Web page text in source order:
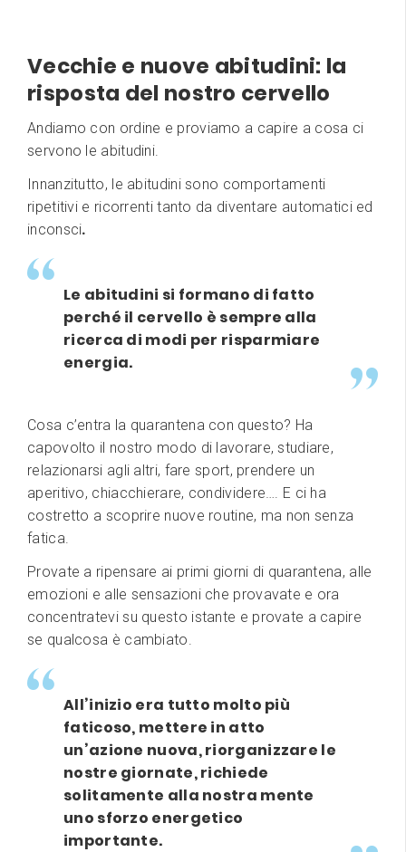
Vecchie e nuove abitudini: la
risposta del nostro cervello
Andiamo con ordine e proviamo a capire a cosa ci
servono le abitudini.
Innanzitutto, le abitudini sono comportamenti
ripetitivi e ricorrenti tanto da diventare automatici ed
inconsci.
Le abitudini si formano di fatto
perché il cervello è sempre alla
ricerca di modi per risparmiare
energia.
Cosa c’entra la quarantena con questo? Ha
capovolto il nostro modo di lavorare, studiare,
relazionarsi agli altri, fare sport, prendere un
aperitivo, chiacchierare, condividere…. E ci ha
costretto a scoprire nuove routine, ma non senza
fatica.
Provate a ripensare ai primi giorni di quarantena, alle
emozioni e alle sensazioni che provavate e ora
concentratevi su questo istante e provate a capire
se qualcosa è cambiato.
All’inizio era tutto molto più
faticoso, mettere in atto
un’azione nuova, riorganizzare le
nostre giornate, richiede
solitamente alla nostra mente
uno sforzo energetico
importante.